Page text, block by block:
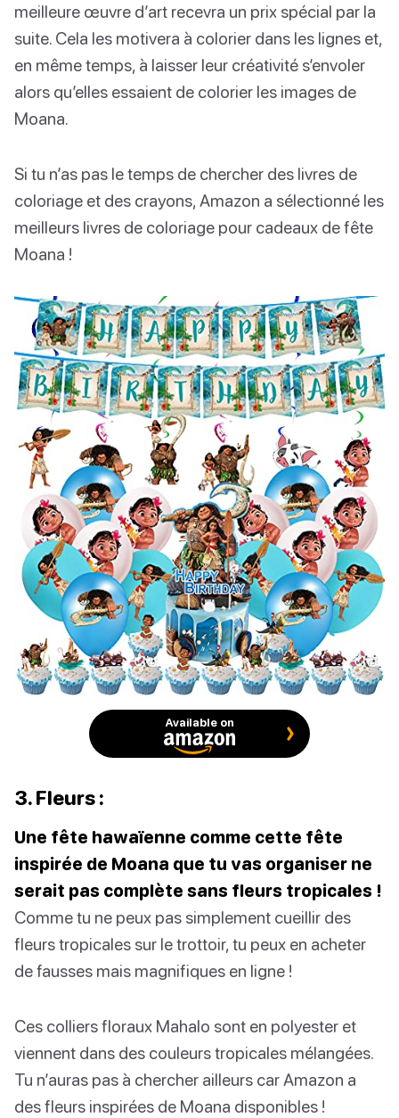
meilleure œuvre d’art recevra un prix spécial par la
suite. Cela les motivera à colorier dans les lignes et,
en même temps, à laisser leur créativité s’envoler
alors qu’elles essaient de colorier les images de
Moana.
Si tu n’as pas le temps de chercher des livres de
coloriage et des crayons, Amazon a sélectionné les
meilleurs livres de coloriage pour cadeaux de fête
Moana !
Available on
3. Fleurs :
Une fête hawaïenne comme cette fête
inspirée de Moana que tu vas organiser ne
serait pas complète sans fleurs tropicales !
Comme tu ne peux pas simplement cueillir des
fleurs tropicales sur le trottoir, tu peux en acheter
de fausses mais magnifiques en ligne !
Ces colliers floraux Mahalo sont en polyester et
viennent dans des couleurs tropicales mélangées.
Tu n’auras pas à chercher ailleurs car Amazon a
des fleurs inspirées de Moana disponibles !